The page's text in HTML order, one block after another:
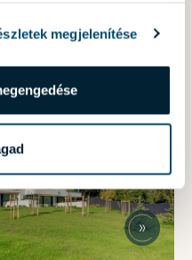
megjelenítése
IS FELKERÜLT A